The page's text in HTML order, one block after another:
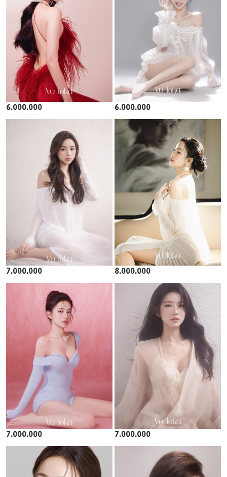
6.000.000 6.000.000
7.000.000 8.000.000
7.000.000 7.000.000